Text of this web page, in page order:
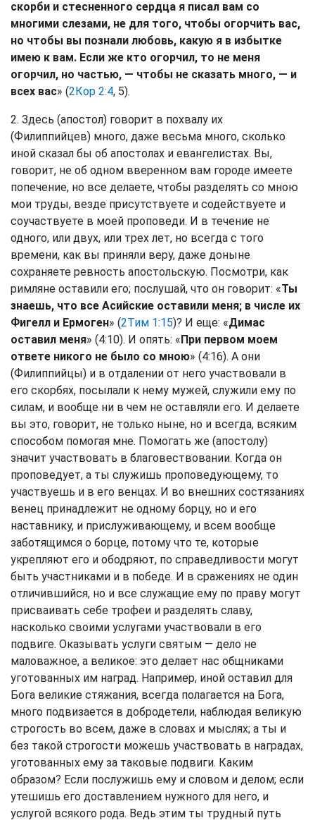
скорби и стесненного сердца я писал вам со
многими слезами, не для того, чтобы огорчить вас,
но чтобы вы познали любовь, какую я в избытке
имею к вам. Если же кто огорчил, то не меня
огорчил, но частью, — чтобы не сказать много, — и
всех вас» (2Кор 2:4, 5).
2. Здесь (апостол) говорит в похвалу их
(Филиппийцев) много, даже весьма много, сколько
иной сказал бы об апостолах и евангелистах. Вы,
говорит, не об одном вверенном вам городе имеете
попечение, но все делаете, чтобы разделять со мною
мои труды, везде присутствуете и содействуете и
соучаствуете в моей проповеди. И в течение не
одного, или двух, или трех лет, но всегда с того
времени, как вы приняли веру, даже доныне
сохраняете ревность апостольскую. Посмотри, как
римляне оставили его; послушай, что он говорит: «Ты
знаешь, что все Асийские оставили меня; в числе их
Фигелл и Ермоген» (2Тим 1:15)? И еще: «Димас
оставил меня» (4:10). И опять: «При первом моем
ответе никого не было со мною» (4:16). А они
(Филиппийцы) и в отдалении от него участвовали в
его скорбях, посылали к нему мужей, служили ему по
силам, и вообще ни в чем не оставляли его. И делаете
вы это, говорит, не только ныне, но и всегда, всяким
способом помогая мне. Помогать же (апостолу)
значит участвовать в благовествовании. Когда он
проповедует, а ты служишь проповедующему, то
участвуешь и в его венцах. И во внешних состязаниях
венец принадлежит не одному борцу, но и его
наставнику, и прислуживающему, и всем вообще
заботящимся о борце, потому что те, которые
укрепляют его и ободряют, по справедливости могут
быть участниками и в победе. И в сражениях не один
отличившийся, но и все служащие ему по праву могут
присваивать себе трофеи и разделять славу,
насколько своими услугами участвовали в его
подвиге. Оказывать услуги святым — дело не
маловажное, а великое: это делает нас общниками
уготованных им наград. Например, иной оставил для
Бога великие стяжания, всегда полагается на Бога,
много подвизается в добродетели, наблюдая великую
строгость во всем, даже в словах и мыслях; а ты и
без такой строгости можешь участвовать в наградах,
уготованных ему за таковые подвиги. Каким
образом? Если послужишь ему и словом и делом; если
утешишь его доставлением нужного для него, и
услугой всякого рода. Ведь этим ты трудный путь